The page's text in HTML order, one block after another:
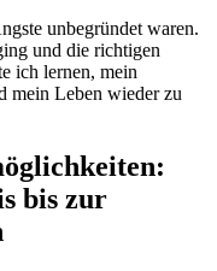
⁢unbegründet waren.
‌und die richtigen
ich lernen, mein
mein Leben wieder zu
bis ⁣zur